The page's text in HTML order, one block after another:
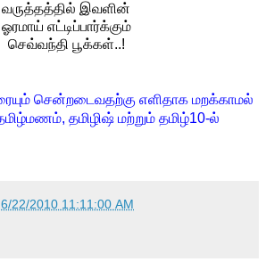
வருத்தத்தில் இவளின்
ஓரமாய் எட்டிப்பார்க்கும்
செவ்வந்தி பூக்கள்..!
சென்றடைவதற்கு எளிதாக மறக்காமல்
தமிழிஷ் மற்றும் தமிழ்10-ல்
6/22/2010 11:11:00 AM